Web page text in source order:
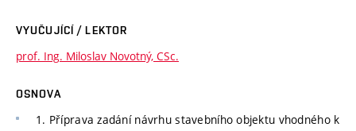
VYUČUJÍCÍ / LEKTOR
prof. Ing. Miloslav Novotný, CSc.
OSNOVA
1. Příprava zadání návrhu stavebního objektu vhodného k